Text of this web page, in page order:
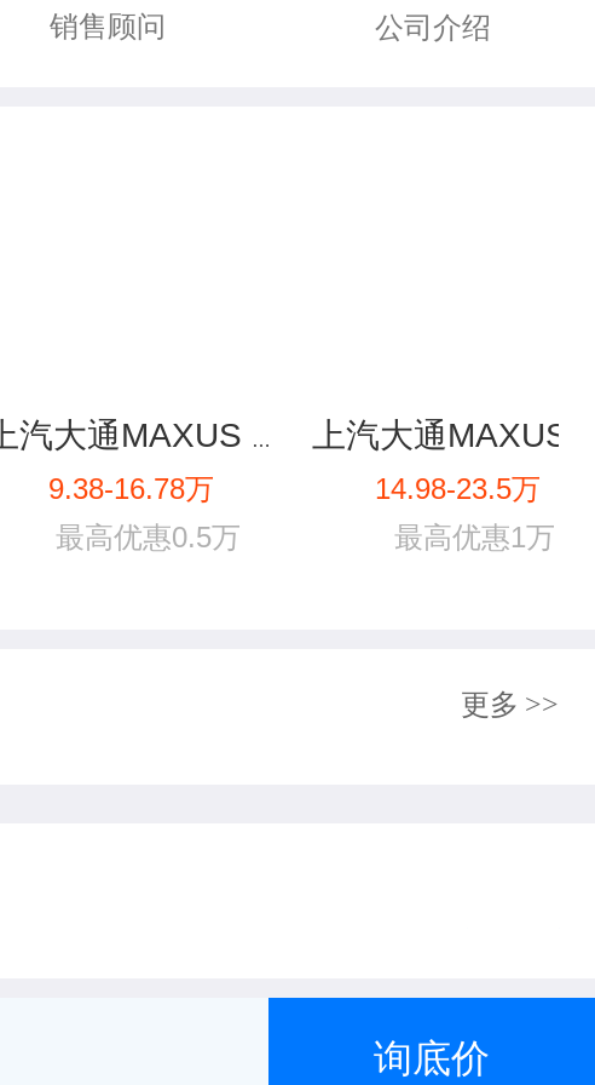
销售顾问 公司介绍
上汽大通MAXUS D60
9.38-16.78万
最高优惠0.5万
14.98-23.5万
最高优惠1万
更多 >>
询底价